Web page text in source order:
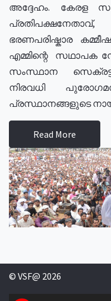
അദ്ദേഹം. കേരള
ഭരണപരിഷ്കാര
എമ്മിന്റെ സഥാപക
സംസ്ഥാന
നിരവധി
പ്രസ്ഥാനങ്ങളുടെ
Read More
© VSF@ 2026